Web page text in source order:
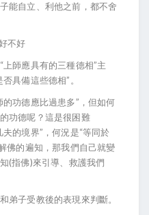
能自立、利他之前，都不舍
不好
師應具有的三種德相”主
具備這些德相”。
功德應比過患多”，但如何
功德呢？這是很困難
的境界”，何況是“等同於
佛的遍知，那我們自己就變
(指佛)來引導、救護我們
弟子受教後的表現來判斷。